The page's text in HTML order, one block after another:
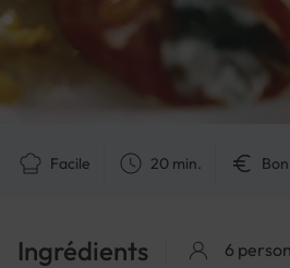
Facile 20 min.
Ingrédients 6